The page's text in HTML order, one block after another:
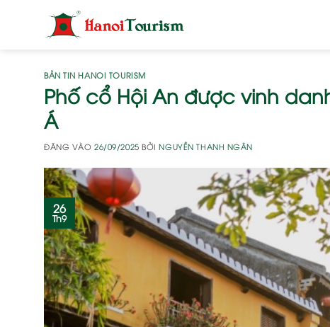
BẢN TIN HANOI TOURISM
Phố cổ Hội An được vinh
Á
ĐĂNG VÀO26/09/2025 BỞINGUYỄN THANH NGÂN
26
Th9